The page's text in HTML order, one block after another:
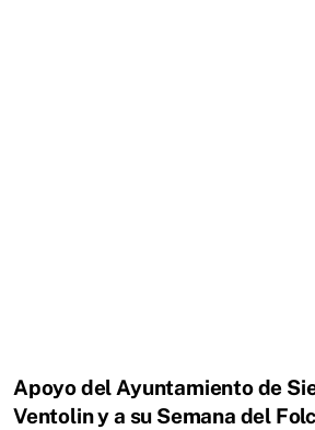
Apoyo del Ayuntamiento de
Ventolin y a su Semana del